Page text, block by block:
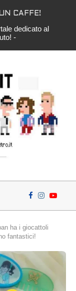
CAFFE!
dedicato al
-
ha i giocattoli
fantastici!